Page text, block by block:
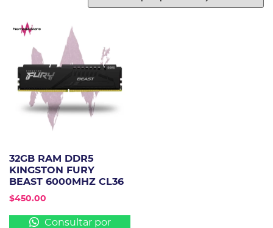
32GB RAM DDR5
KINGSTON FURY
BEAST 6000MHZ CL36
$450.00
Consultar por